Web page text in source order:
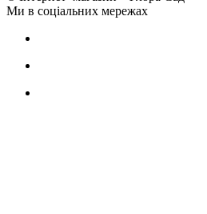
Ми в соціальних мережах